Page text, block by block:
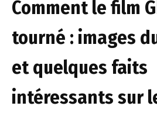
Comment le film
tourné : images
et quelques faits
intéressants sur